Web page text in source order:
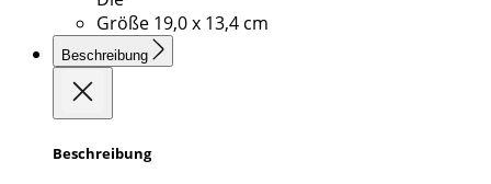
Größe 19,0 x 13,4 cm
Beschreibung
Beschreibung